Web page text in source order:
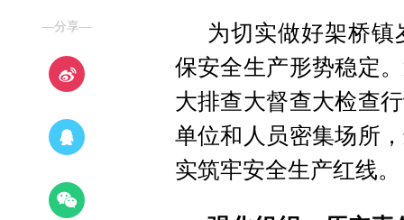
—分享—
为切实做好架桥
保安全生产形势稳定
大排查大督查大检查
单位和人员密集场所
实筑牢安全生产红线。